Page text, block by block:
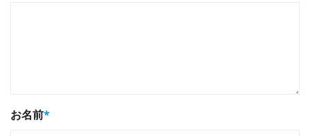
お名前*